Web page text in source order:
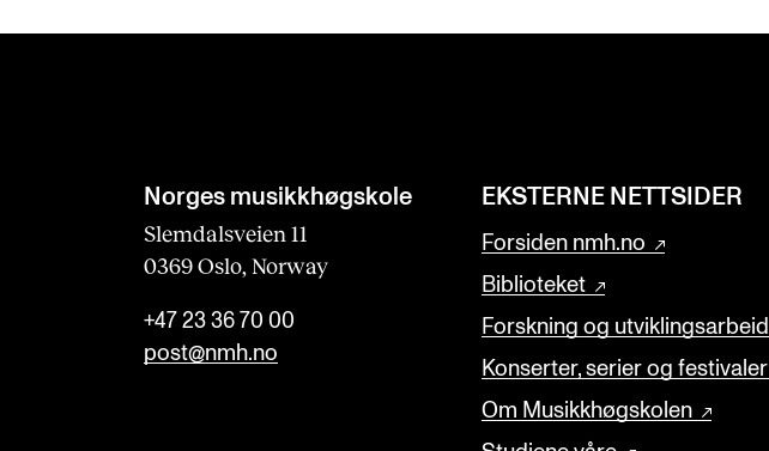
Norges musikk­høgskole
Slemdalsveien 11
0369 Oslo, Norway
+47 23 36 70 00
post@nmh.no
EKSTERNE NETTSIDER
Forsiden nmh.no
Biblioteket
Forskning og utviklingsarbeid
Konserter, serier og festivaler
Om Musikkhøgskolen